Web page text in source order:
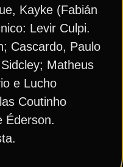
Kayke (Fabián
Levir Culpi.
Cascardo, Paulo
Matheus
e Lucho
Coutinho
Éderson.